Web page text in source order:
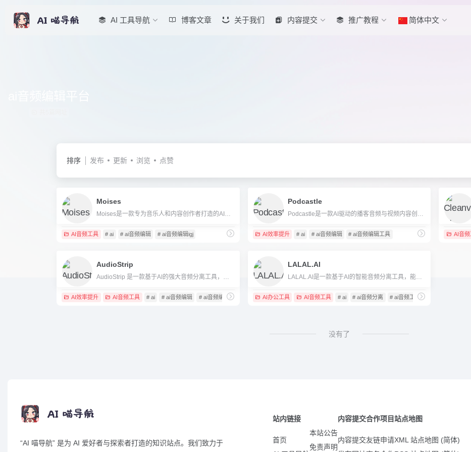
AI 工具导航 博客文章 关于我们 内容提交 推广教程 简体中文
排序 发布 更新 浏览 点赞
Moises
AI音频工具 # ai # ai音频编辑 # ai音频编辑igj
Podcastle
AI效率提升 # ai # ai音频编辑 # ai音频编辑工具 AI音频
AudioStrip
AI效率提升 AI音频工具 # ai # ai音频编辑 # ai音频编辑工具
LALAL.AI
LALAL.AI是一款基于AI的智能音频分离工具，能快速高精度分离音轨，支持多平台批量处理。
AI办公工具 AI音频工具 # ai # ai音频分离 # ai音频工具
没有了
“AI 喵导航” 是为 AI 爱好者与探索者打造的知识站点。我们致力于
站内链接
首页
本站公告
免责声明
内容提交
内容提交
合作项目
友链申请
站点地图
XML 站点地图 (简体)